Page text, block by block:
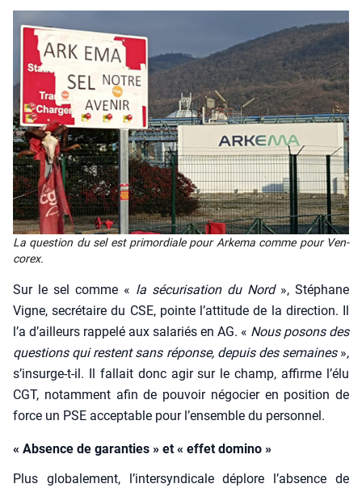
La ques­tion du sel est pri­mor­diale pour Arke­ma comme pour Ven­
co­rex.
Sur le sel comme « la sécu­ri­sa­tion du Nord», Sté­phane
Vigne, secré­taire du CSE, pointe l’at­ti­tude de la direc­tion. Il
l’a d’ailleurs rap­pe­lé aux sala­riés en AG. « Nous posons des
ques­tions qui res­tent sans réponse, depuis des semaines»,
s’in­surge-t-il. Il fal­lait donc agir sur le champ, affirme l’é­lu
CGT, notam­ment afin de pou­voir négo­cier en posi­tion de
force un PSE accep­table pour l’en­semble du per­son­nel.
« Absence de garanties » et « effet domino »
Plus glo­ba­le­ment, l’in­ter­syn­di­cale déplore l’ab­sence de